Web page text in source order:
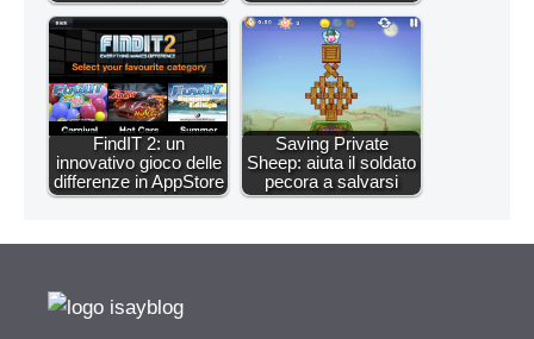
FindIT 2: un
innovativo gioco delle
differenze in AppStore
Saving Private
Sheep: aiuta il soldato
pecora a salvarsi